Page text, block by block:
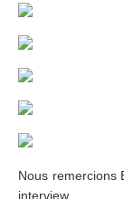
Nous remercions
interview.